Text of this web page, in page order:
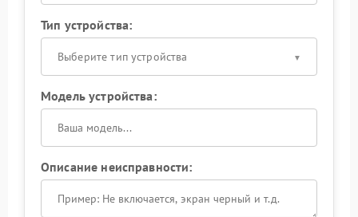
Тип устройства:
Выберите тип устройства
Модель устройства:
Описание неисправности: